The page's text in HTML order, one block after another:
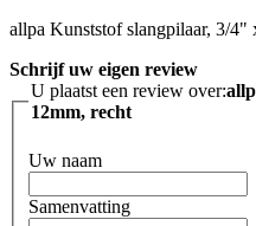
allpa Kunststof slangpilaar, 3/4"
Schrijf uw eigen review
U plaatst een review over:
12mm, recht
Uw naam
Samenvatting